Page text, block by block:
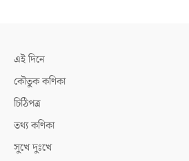
এই দিনে
কৌতুক কণিকা
চিঠিপত্র
তথ্য কণিকা
সুখে দুঃখে